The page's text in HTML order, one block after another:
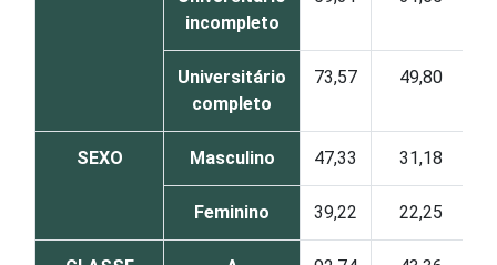
incompleto
Universitário
completo
73,57 49,80
SEXO Masculino 47,33 31,18
Feminino 39,22 22,25